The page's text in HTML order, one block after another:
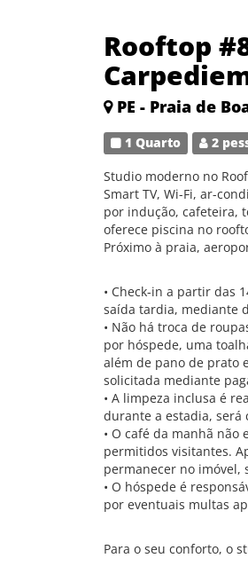
Rooftop
PE - Praia de
1 Quarto 2
Studio moderno no
Smart TV, Wi-Fi, ar-
por indução, cafeteira,
oferece piscina no
Próximo à praia,
• Check-in a partir das
saída tardia, mediante
• Não há troca de
por hóspede, uma
além de pano de prato
solicitada mediante
• A limpeza inclusa é
durante a estadia, será
• O café da manhã não
permitidos visitantes.
permanecer no
• O hóspede é
por eventuais multas
Para o seu conforto, o